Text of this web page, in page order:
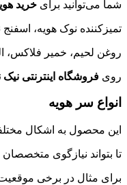
شما می‌توانید برای خرید
تمیزکننده نوک هویه،
روغن لحیم، خمیر فلاکس،
روی فروشگاه اینترنتی نیک
انواع سر هویه
این محصول به اشکال
تا بتواند نیازگوی
برای مثال در برخی